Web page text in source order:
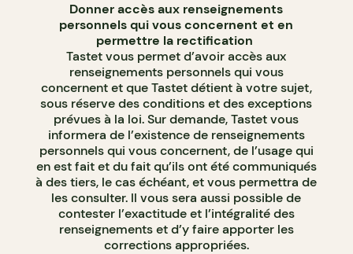
Donner accès aux renseignements
personnels qui vous concernent et en
permettre la rectification
Tastet vous permet d’avoir accès aux
renseignements personnels qui vous
concernent et que Tastet détient à votre sujet,
sous réserve des conditions et des exceptions
prévues à la loi. Sur demande, Tastet vous
informera de l’existence de renseignements
personnels qui vous concernent, de l’usage qui
en est fait et du fait qu’ils ont été communiqués
à des tiers, le cas échéant, et vous permettra de
les consulter. Il vous sera aussi possible de
contester l’exactitude et l’intégralité des
renseignements et d’y faire apporter les
corrections appropriées.